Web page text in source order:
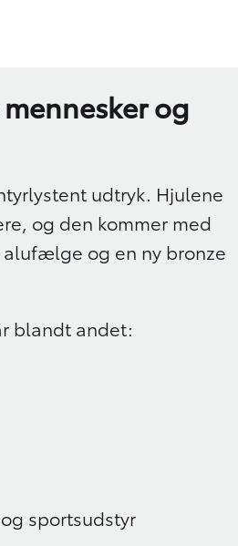
og
udtryk. Hjulene
og den kommer med
og en ny bronze
blandt andet:
sportsudstyr